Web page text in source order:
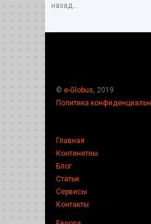
назад...
© e-Globus , 2019
Политика
Главная
Континетны
Блог
Статьи
Сервисы
Контакты